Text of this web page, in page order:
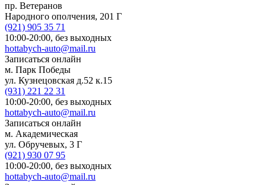
пр. Ветеранов
Народного ополчения, 201 Г
(921) 905 35 71
10:00-20:00, без выходных
hottabych-auto@mail.ru
Записаться онлайн
м. Парк Победы
ул. Кузнецовская д.52 к.15
(931) 221 22 31
10:00-20:00, без выходных
hottabych-auto@mail.ru
Записаться онлайн
м. Академическая
ул. Обручевых, 3 Г
(921) 930 07 95
10:00-20:00, без выходных
hottabych-auto@mail.ru